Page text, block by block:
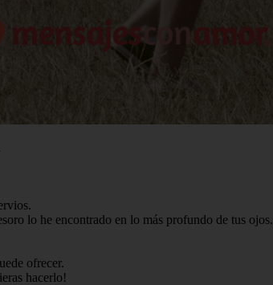
lo he encontrado en lo más profundo de tus ojos.
ofrecer.
hacerlo!